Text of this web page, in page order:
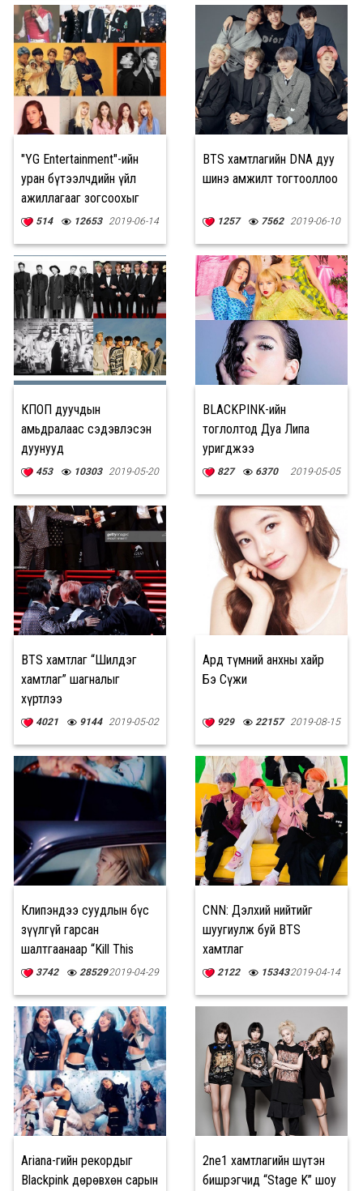
"YG Entertainment"-ийн
уран бүтээлчдийн үйл
ажиллагааг зогсоохыг
хүсжээ
514 12653 2019-06-14
BTS хамтлагийн DNA дуу
шинэ амжилт тогтооллоо
1257 7562 2019-06-10
КПОП дуучдын
амьдралаас сэдэвлэсэн
дуунууд
453 10303 2019-05-20
BLACKPINK-ийн
тоглолтод Дуа Липа
уригджээ
827 6370 2019-05-05
BTS хамтлаг “Шилдэг
хамтлаг” шагналыг
хүртлээ
4021 9144 2019-05-02
Ард түмний анхны хайр
Бэ Сүжи
929 22157 2019-08-15
Клипэндээ суудлын бүс
зүүлгүй гарсан
шалтгаанаар “Kill This
Love” дууг цацахаас
3742 285292019-04-29
CNN: Дэлхий нийтийг
шуугиулж буй BTS
хамтлаг
2122 153432019-04-14
Ariana-гийн рекордыг
Blackpink дөрөвхөн сарын
2ne1 хамтлагийн шүтэн
бишрэгчид “Stage K” шоу